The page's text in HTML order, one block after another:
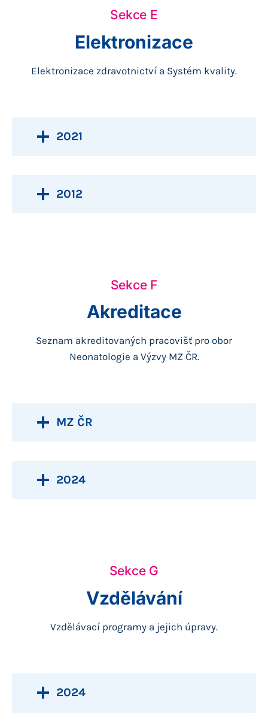
Sekce E
Elektronizace
Elektronizace zdravotnictví a Systém kvality.
2021
2012
Sekce F
Akreditace
Seznam akreditovaných pracovišť pro obor
Neonatologie a Výzvy MZ ČR.
MZ ČR
2024
Sekce G
Vzdělávání
Vzdělávací programy a jejich úpravy.
2024